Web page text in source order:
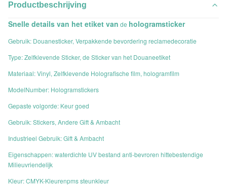
Productbeschrijving
Snelle details van het etiket van de hologramsticker
Gebruik: Douanesticker, Verpakkende bevordering reclamedecoratie
Type: Zelfklevende Sticker, de Sticker van het Douaneetiket
Materiaal: Vinyl, Zelfklevende Holografische film, hologramfilm
ModelNumber: Hologramstickers
Gepaste volgorde: Keur goed
Gebruik: Stickers, Andere Gift & Ambacht
Industrieel Gebruik: Gift & Ambacht
Eigenschappen: waterdichte UV bestand anti-bevroren hittebestendige
Milieuvriendelijk
Kleur: CMYK-Kleurenpms steunkleur